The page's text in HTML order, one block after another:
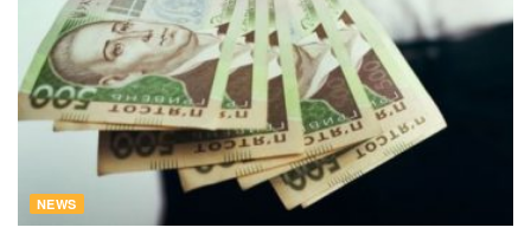
NEWS